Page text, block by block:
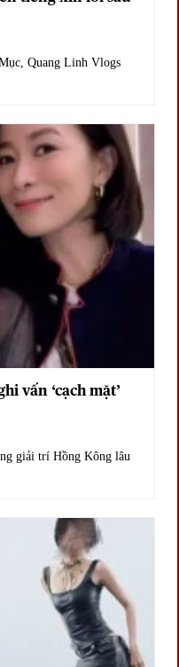
Quang Linh Vlogs
vấn ‘cạch mặt’
giải trí Hồng Kông lâu